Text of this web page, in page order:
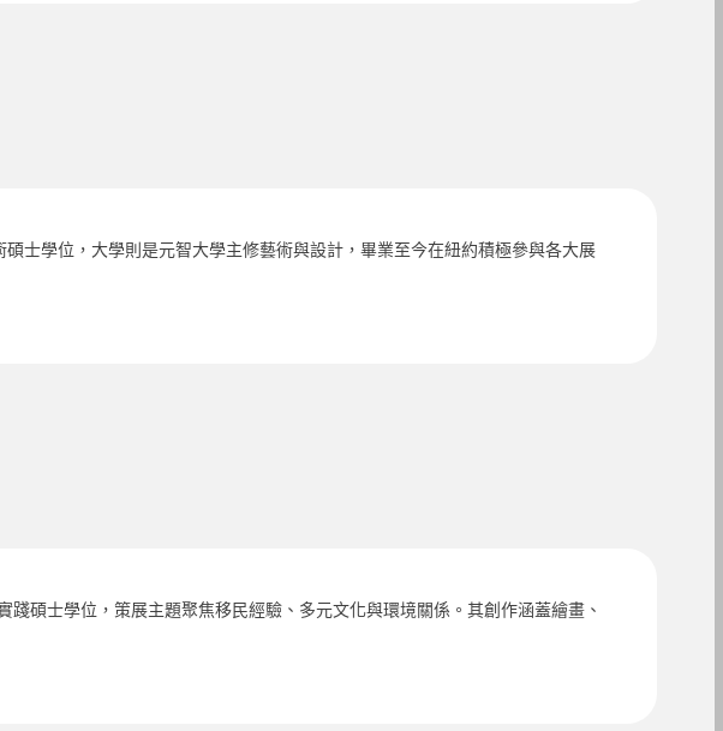
士學位，大學則是元智大學主修藝術與設計，畢業至今在紐約積極參與各大展
碩士學位，策展主題聚焦移民經驗、多元文化與環境關係。其創作涵蓋繪畫、